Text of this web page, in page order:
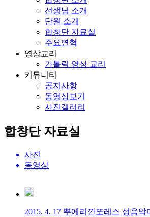
선생님 소개
단원 소개
합창단 자료실
주요연혁
영상교리
가톨릭 영상 교리
커뮤니티
공지사항
동영상보기
사진갤러리
합창단 자료실
사진
동영상
2015. 4. 17 뿌에리깐또레스 성음